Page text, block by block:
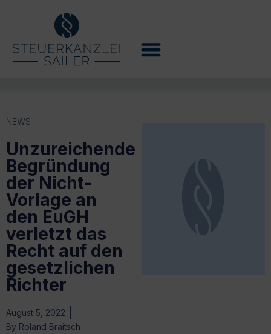
NEWS
Unzureichende
Begründung
der Nicht-
Vorlage an
den EuGH
verletzt das
Recht auf den
gesetzlichen
Richter
August 5, 2022
By Roland Braitsch